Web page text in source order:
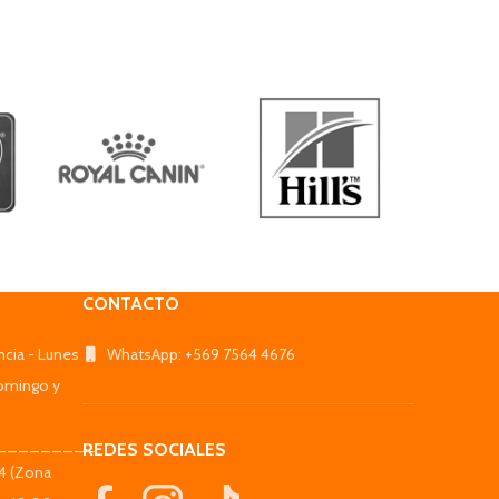
- Lunes
y
(Zona
CONTACTO
WhatsApp: +569 7564 4676
REDES SOCIALES